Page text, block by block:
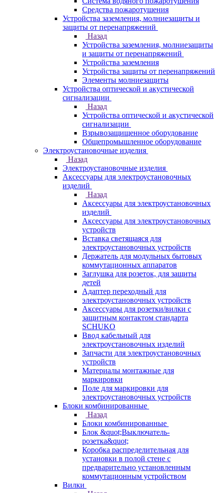
Средства пожаротушения
Устройства заземления, молниезащиты и
защиты от перенапряжений
Назад
Устройства заземления, молниезащиты
и защиты от перенапряжений
Устройства заземления
Устройства защиты от перенапряжений
Элементы молниезащиты
Устройства оптической и акустической
сигнализации
Назад
Устройства оптической и акустической
сигнализации
Взрывозащищенное оборудование
Общепромышленное оборудование
Электроустановочные изделия
Назад
Электроустановочные изделия
Аксессуары для электроустановочных
изделий
Назад
Аксессуары для электроустановочных
изделий
Аксессуары для электроустановочных
устройств
Вставка светящаяся для
электроустановочных устройств
Держатель для модульных бытовых
коммутационных аппаратов
Заглушка для розеток, для защиты
детей
Адаптер переходный для
электроустановочных устройств
Аксессуары для розетки/вилки с
защитным контактом стандарта
SCHUKO
Ввод кабельный для
электроустановочных изделий
Запчасти для электроустановочных
устройств
Материалы монтажные для
маркировки
Поле для маркировки для
электроустановочных устройств
Блоки комбинированные
Назад
Блоки комбинированные
Блок &quot;Выключатель-
розетка&quot;
Коробка распределительная для
установки в полой стене с
предварительно установленным
коммутационным устройством
Вилки